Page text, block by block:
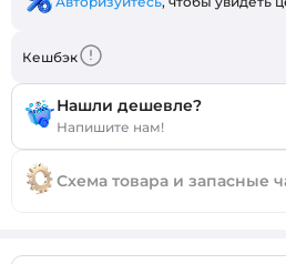
Кешбэк
Нашли дешевле?
Напишите нам!
Схема товара и запасные